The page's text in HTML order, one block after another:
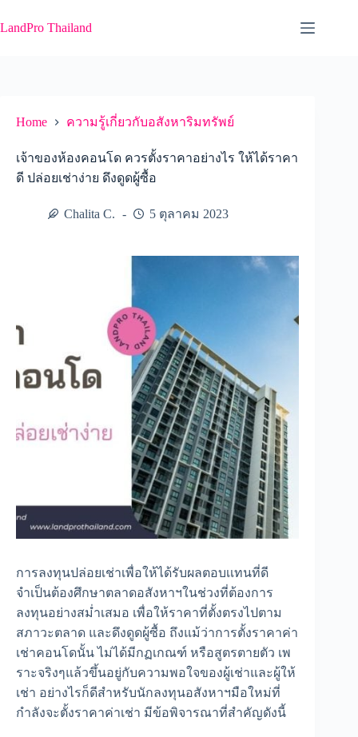
to
content
LandPro Thailand
Home ความรู้เกี่ยวกับอสังหาริมทรัพย์
เจ้าของห้องคอนโด ควรตั้งราคาอย่างไร ให้ได้ราคา
ดี ปล่อยเช่าง่าย ดึงดูดผู้ซื้อ
Chalita C. 5 ตุลาคม 2023
การลงทุนปล่อยเช่าเพื่อให้ได้รับผลตอบเเทนที่ดี
จำเป็นต้องศึกษาตลาดอสังหาฯในช่วงที่ต้องการ
ลงทุนอย่างสม่ำเสมอ เพื่อให้ราคาที่ตั้งตรงไปตาม
สภาวะตลาด และดึงดูดผู้ซื้อ ถึงแม้ว่าการตั้งราคาค่า
เช่าคอนโดนั้น ไม่ได้มีกฏเกณฑ์ หรือสูตรตายตัว เพ
ราะจริงๆแล้วขึ้นอยู่กับความพอใจของผู้เช่าและผู้ให้
เช่า อย่างไรก็ดีสำหรับนักลงทุนอสังหาฯมือใหม่ที่
กำลังจะตั้งราคาค่าเช่า มีข้อพิจารณาที่สำคัญดังนี้